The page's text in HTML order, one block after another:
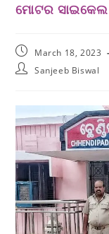
ମୋଟର
March 18, 2023
Sanjeeb Biswal